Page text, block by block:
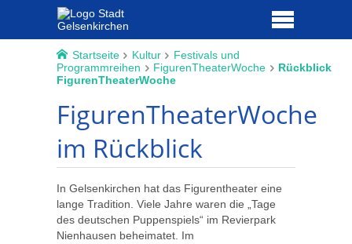
Startseite Kultur
Festivals und
Programmreihen
FigurenTheaterWoche
Rückblick
FigurenTheaterWoche
FigurenTheaterWoche
im Rückblick
In Gelsenkirchen hat das Figurentheater eine
lange Tradition. Viele Jahre waren die „Tage
des deutschen Puppenspiels“ im Revierpark
Nienhausen beheimatet. Im